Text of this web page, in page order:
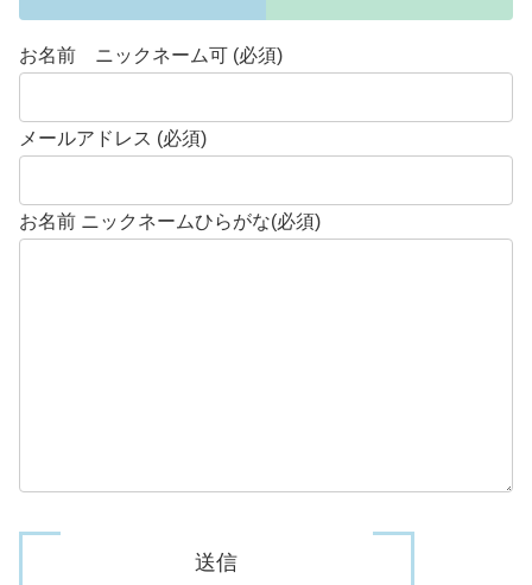
お名前 ニックネーム可 (必須)
メールアドレス (必須)
お名前 ニックネームひらがな(必須)